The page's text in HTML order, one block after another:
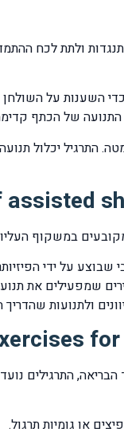
את הגוף תוך כדי
במשקוף
על ידי
שמפעילים את
התרגילים
או גומיות תרגול.